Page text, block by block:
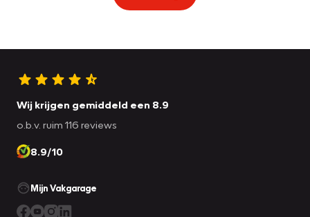
Wij krijgen gemiddeld een 8.9
o.b.v. ruim 116 reviews
8.9/10
Mijn Vakgarage